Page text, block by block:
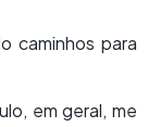
caminhos para
em geral, me